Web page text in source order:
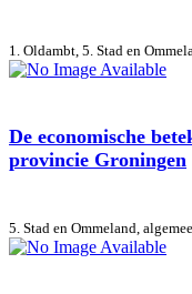
1. Oldambt, 5. Stad en
De economische
provincie Groningen
5. Stad en Ommeland,